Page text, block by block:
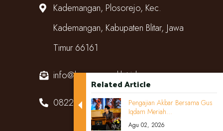
Related Article
Pengajian Akbar Bersama Gus
Iqdam Meriah...
Agu 02, 2026
Kademangan, Plosorejo, Kec.
Kademangan, Kabupaten Blitar, Jawa
Timur 66161
info@kampungcoklat.id
082220567818